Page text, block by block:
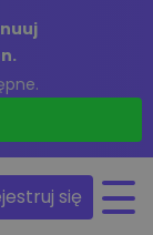
się